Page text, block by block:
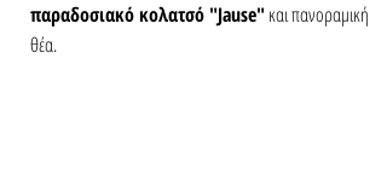
παραδοσιακό κολατσό "Jause" και πανοραμική
θέα.